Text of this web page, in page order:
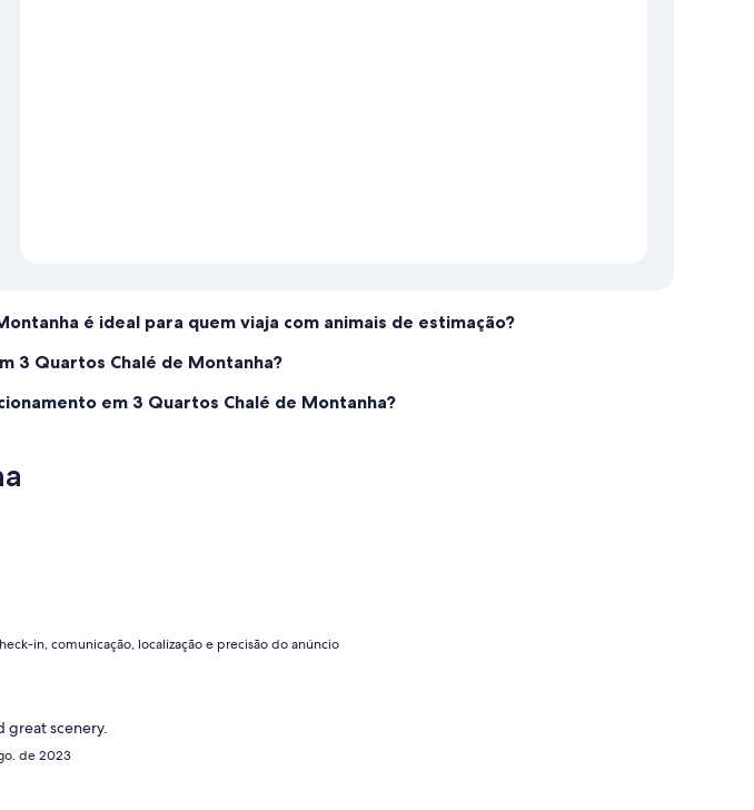
é ideal para quem viaja com animais de estimação?
3 Quartos Chalé de Montanha?
em 3 Quartos Chalé de Montanha?
in, comunicação, localização e precisão do anúncio
great scenery.
de 2023